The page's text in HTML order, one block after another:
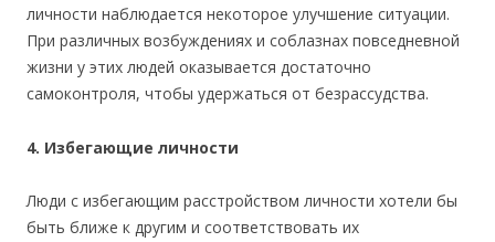
личности наблюдается некоторое улучшение ситуации.
При различных возбуждениях и соблазнах повседневной
жизни у этих людей оказывается достаточно
самоконтроля, чтобы удержаться от безрассудства.
4. Избегающие личности
Люди с избегающим расстройством личности хотели бы
быть ближе к другим и соответствовать их